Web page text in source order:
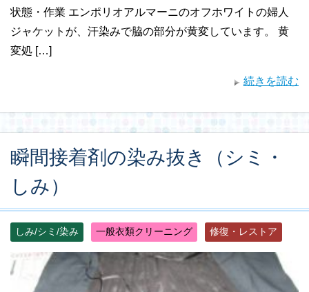
状態・作業 エンポリオアルマーニのオフホワイトの婦人
ジャケットが、汗染みで脇の部分が黄変しています。 黄
変処 […]
続きを読む
瞬間接着剤の染み抜き（シミ・
しみ）
しみ/シミ/染み 一般衣類クリーニング 修復・レストア